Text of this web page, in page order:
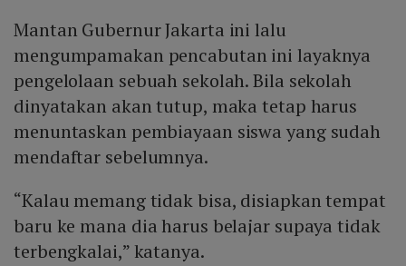
Mantan Gubernur Jakarta ini lalu
mengumpamakan pencabutan ini layaknya
pengelolaan sebuah sekolah. Bila sekolah
dinyatakan akan tutup, maka tetap harus
menuntaskan pembiayaan siswa yang sudah
mendaftar sebelumnya.
“Kalau memang tidak bisa, disiapkan tempat
baru ke mana dia harus belajar supaya tidak
terbengkalai,” katanya.